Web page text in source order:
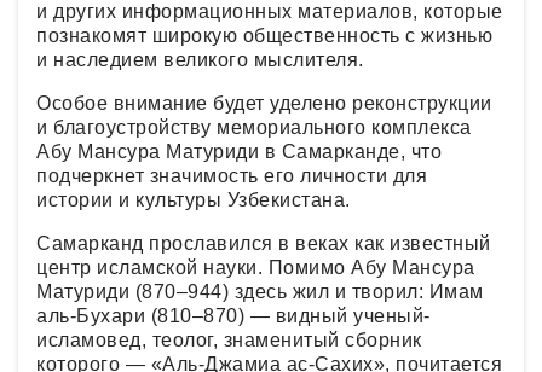
и других информационных материалов, которые
познакомят широкую общественность с жизнью
и наследием великого мыслителя.
Особое внимание будет уделено реконструкции
и благоустройству мемориального комплекса
Абу Мансура Матуриди в Самарканде, что
подчеркнет значимость его личности для
истории и культуры Узбекистана.
Самарканд прославился в веках как известный
центр исламской науки. Помимо Абу Мансура
Матуриди (870–944) здесь жил и творил: Имам
аль-Бухари (810–870) — видный ученый-
исламовед, теолог, знаменитый сборник
которого — «Аль-Джамиа ас-Сахих», почитается